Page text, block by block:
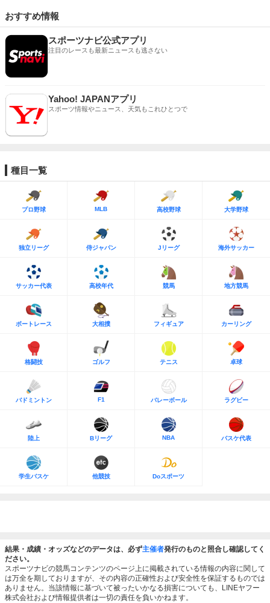
おすすめ情報
スポーツナビ公式アプリ
注目のレースも最新ニュースも逃さない
Yahoo! JAPANアプリ
スポーツ情報やニュース、天気もこれひとつで
種目一覧
プロ野球 MLB 高校野球 大学野球
独立リーグ 侍ジャパン Jリーグ 海外サッカー
サッカー代表 高校年代 競馬 地方競馬
ボートレース 大相撲 フィギュア カーリング
格闘技 ゴルフ テニス 卓球
バドミントン F1 バレーボール ラグビー
陸上 Bリーグ NBA バスケ代表
学生バスケ 他競技 Doスポーツ
結果・成績・オッズなどのデータは、必ず主催者発行のものと照合し確認してく
ださい。
スポーツナビの競馬コンテンツのページ上に掲載されている情報の内容に関して
は万全を期しておりますが、その内容の正確性および安全性を保証するものでは
ありません。当該情報に基づいて被ったいかなる損害についても、LINEヤフー
株式会社および情報提供者は一切の責任を負いかねます。